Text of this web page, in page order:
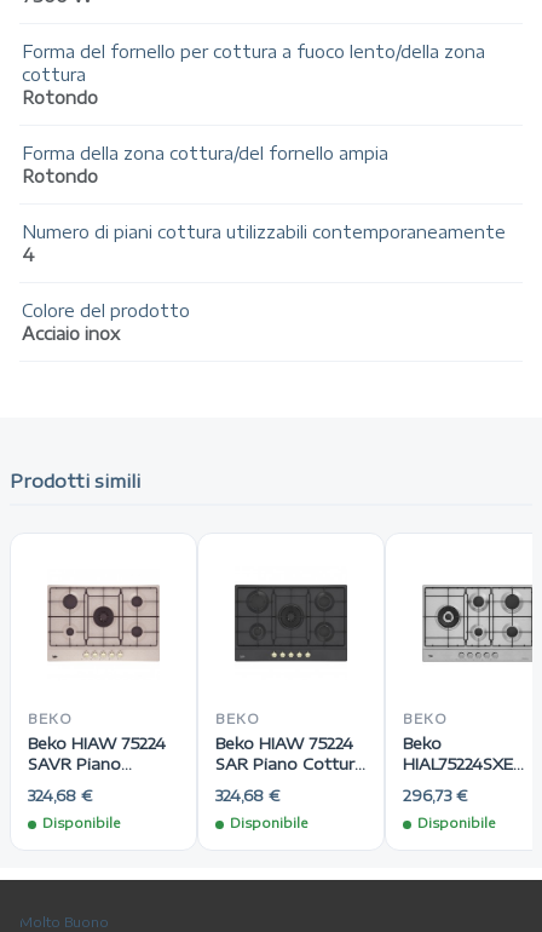
Forma del fornello per cottura a fuoco lento/della zona
cottura
Rotondo
Forma della zona cottura/del fornello ampia
Rotondo
Numero di piani cottura utilizzabili contemporaneamente
4
Colore del prodotto
Acciaio inox
Prodotti simili
BEKO
Beko HIAW 75224
SAVR Piano
Fornelli 75 cm
Avena
324,68 €
Disponibile
BEKO
Beko HIAW 75224
SAR Piano Cottura
cm Nero
324,68 €
Disponibile
BEKO
Beko
HIAL75224SXE
5 Fornelli 75 cm
Stainless steel
296,73 €
Disponibile
Molto Buono